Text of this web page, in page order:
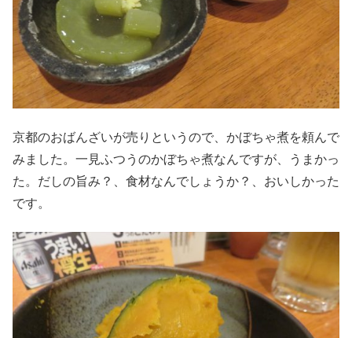
京都のおばんざいが売りというので、かぼちゃ煮を頼んで
みました。一見ふつうのかぼちゃ煮なんですが、うまかっ
た。だしの旨み？、食材なんでしょうか？、おいしかった
です。